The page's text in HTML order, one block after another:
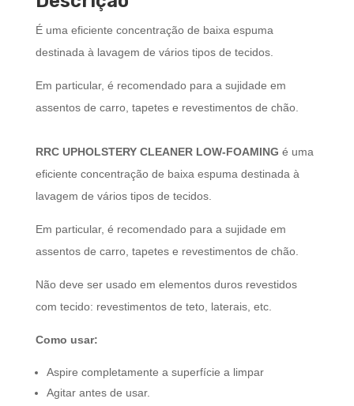
É uma eficiente concentração de baixa espuma
destinada à lavagem de vários tipos de tecidos.
Em particular, é recomendado para a sujidade em
assentos de carro, tapetes e revestimentos de chão.
RRC UPHOLSTERY CLEANER LOW-FOAMING é uma
eficiente concentração de baixa espuma destinada à
lavagem de vários tipos de tecidos.
Em particular, é recomendado para a sujidade em
assentos de carro, tapetes e revestimentos de chão.
Não deve ser usado em elementos duros revestidos
com tecido: revestimentos de teto, laterais, etc.
Como usar:
Aspire completamente a superfície a limpar
Agitar antes de usar.